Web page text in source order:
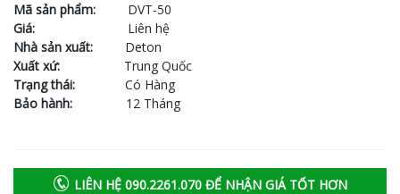
Mã sản phẩm: DVT-50
Giá:
Liên hệ
Nhà sản xuất: Deton
Xuất xứ: Trung Quốc
Trạng thái: Có Hàng
Bảo hành: 12 Tháng
LIÊN HỆ 090.2261.070 ĐỂ NHẬN GIÁ TỐT HƠN